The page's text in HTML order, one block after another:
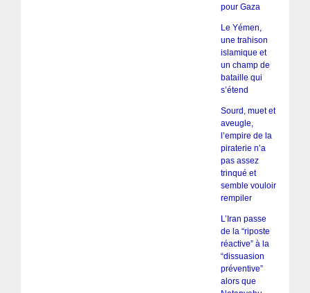
pour Gaza
Le Yémen,
une trahison
islamique et
un champ de
bataille qui
s’étend
Sourd, muet et
aveugle,
l’empire de la
piraterie n’a
pas assez
trinqué et
semble vouloir
rempiler
L’Iran passe
de la “riposte
réactive” à la
“dissuasion
préventive”
alors que